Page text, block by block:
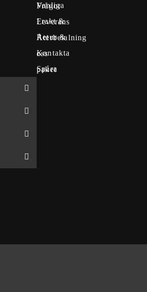
Vanliga Frågor
Frakt & Leverans
Retur & Återbetalning
Kontakta oss
Spåra paket